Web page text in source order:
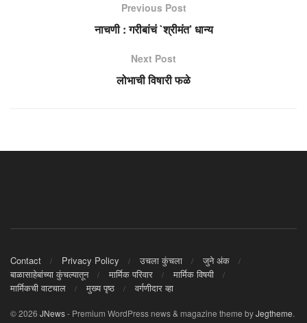
Previous Post
नाचणी : गरीबांचं `श्रीमंत’ धान्य
Next Post
लोभाची विषारी फळे
Contact Privacy Policy उचला कुंचला
जुने अंक
बाळासाहेबांच्या कुंचल्यातून
मार्मिक परिवार
मार्मिक विषयी
मार्मिकची वाटचाल
मुख्य पृष्ठ वर्गणीदार व्हा
© 2026 JNews- Premium WordPress news & magazine theme byJegtheme.